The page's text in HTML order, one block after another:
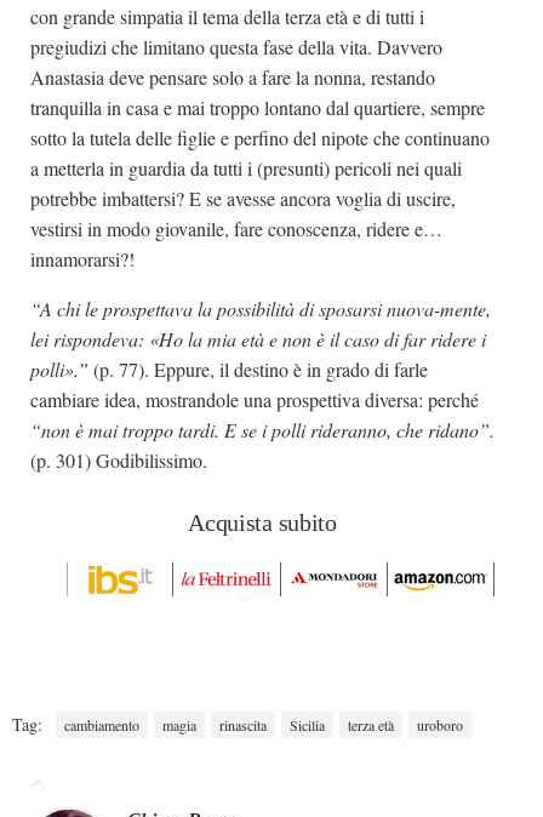
con grande simpatia il tema della terza età e di tutti i
pregiudizi che limitano questa fase della vita. Davvero
Anastasia deve pensare solo a fare la nonna, restando
tranquilla in casa e mai troppo lontano dal quartiere, sempre
sotto la tutela delle figlie e perfino del nipote che continuano
a metterla in guardia da tutti i (presunti) pericoli nei quali
potrebbe imbattersi? E se avesse ancora voglia di uscire,
vestirsi in modo giovanile, fare conoscenza, ridere e…
innamorarsi?!
“A chi le prospettava la possibilità di sposarsi nuova-mente,
lei rispondeva: «Ho la mia età e non è il caso di far ridere i
polli».” (p. 77). Eppure, il destino è in grado di farle
cambiare idea, mostrandole una prospettiva diversa: perché
“non è mai troppo tardi. E se ipolli rideranno, che ridano”.
(p. 301) Godibilissimo.
Acquista subito
Tag: cambiamento magia rinascita Sicilia terza età uroboro